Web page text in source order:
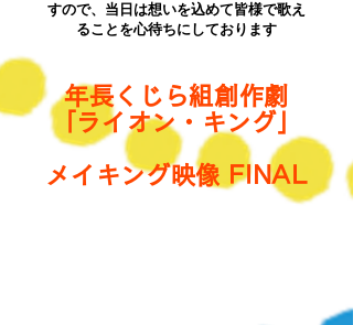
すので、当日は想いを込めて皆様で歌え
ることを心待ちにしております
年長くじら組創作劇
「ライオン・キング」
​メイキング映像 FINAL